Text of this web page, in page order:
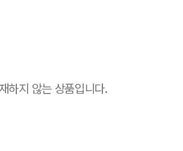
하지 않는 상품입니다.